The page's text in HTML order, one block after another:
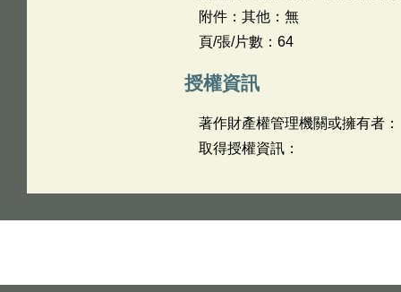
附件：其他：無
頁/張/片數：64
授權資訊
著作財產權管理機關或擁有者：
取得授權資訊：